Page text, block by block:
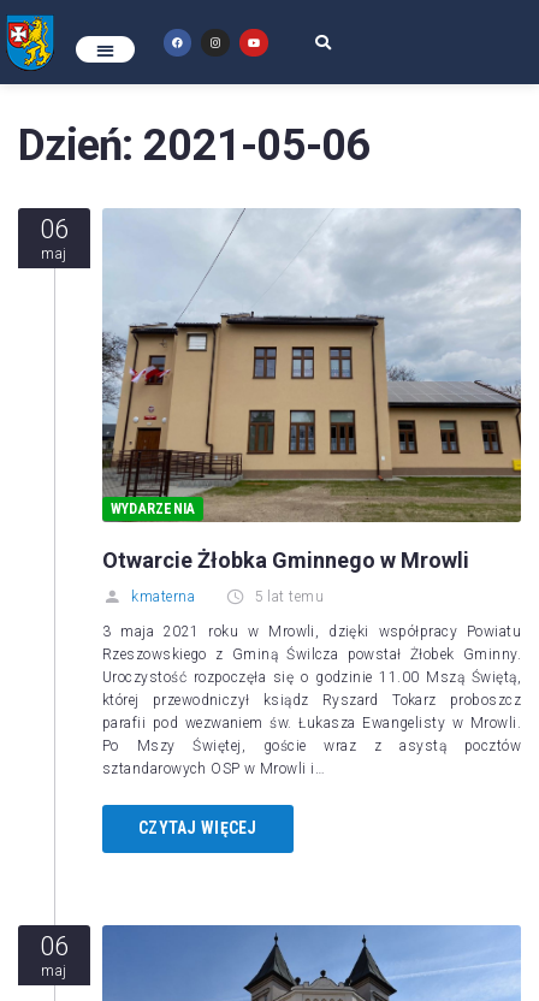
Dzień: 2021-05-06
06
maj
WYDARZENIA
Otwarcie Żłobka Gminnego w Mrowli
kmaterna 5 lat temu
3 maja 2021 roku w Mrowli, dzięki współpracy Powiatu
Rzeszowskiego z Gminą Świlcza powstał Żłobek Gminny.
Uroczystość rozpoczęła się o godzinie 11.00 Mszą Świętą,
której przewodniczył ksiądz Ryszard Tokarz proboszcz
parafii pod wezwaniem św. Łukasza Ewangelisty w Mrowli.
Po Mszy Świętej, goście wraz z asystą pocztów
sztandarowych OSP w Mrowli i…
CZYTAJ WIĘCEJ
06
maj